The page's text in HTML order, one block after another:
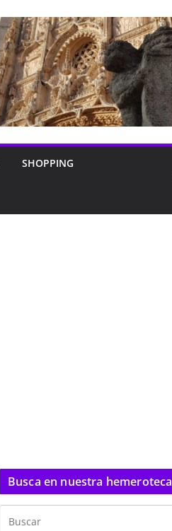
SHOPPING
Busca en nuestra hemeroteca